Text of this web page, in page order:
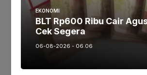
Tags:
EKONOMI
BLT Rp600 Ribu Cair
Cek Segera
06-08-2026 - 06.06